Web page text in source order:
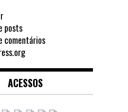
posts
comentários
ACESSOS